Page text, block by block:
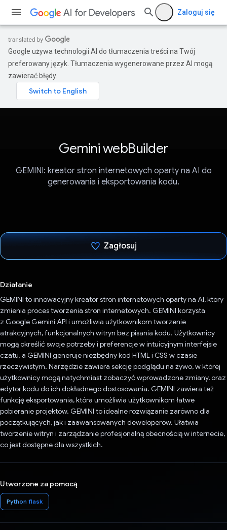
Zaloguj się
Google używa technologii AI do tłumaczenia treści na Twój
preferowany język. Tłumaczenia wygenerowane przez AI mogą
zawierać błędy.
Gemini webBuilder
GEMINI: kreator stron internetowych oparty na AI do
generowania i eksportowania kodu.
Zagłosuj
Działanie
GEMINI to innowacyjny kreator stron internetowych oparty na AI, który
zmienia proces tworzenia stron internetowych. GEMINI korzysta
z Google Gemini API i umożliwia użytkownikom tworzenie
atrakcyjnych, funkcjonalnych witryn bez pisania kodu. Użytkownicy
mogą określić swoje potrzeby i preferencje w intuicyjnym interfejsie
czatu, a GEMINI generuje niezbędny kod HTML i CSS w czasie
rzeczywistym. Narzędzie zawiera sekcję podglądu na żywo, w której
użytkownicy mogą natychmiast zobaczyć wprowadzone zmiany, oraz
edytor kodu do ich dokładnego dostosowania. GEMINI zawiera też
funkcję eksportowania, która umożliwia użytkownikom łatwe
pobieranie projektów. GEMINI to idealne rozwiązanie zarówno dla
początkujących, jak i zaawansowanych deweloperów. Ułatwia
tworzenie witryn i zarządzanie profesjonalną obecnością w internecie,
co jest dostępne dla wszystkich.
Utworzone za pomocą
Python flask